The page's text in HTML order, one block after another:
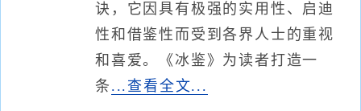
诀，它因具有极强的实用性、启迪
性和借鉴性而受到各界人士的重视
和喜爱。《冰鉴》为读者打造一
条 ...查看全文...